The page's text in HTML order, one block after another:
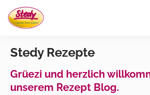
Stedy Rezepte
Grüezi und herzlich
unserem Rezept Blog.